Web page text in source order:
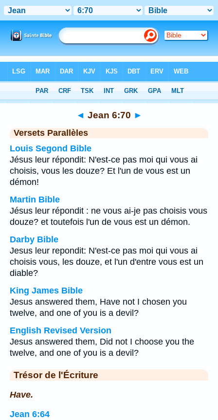
Chapitre 6> Verset 70
◄ Jean 6:70 ►
Versets Parallèles
Louis Segond Bible
Jésus leur répondit: N'est-ce pas moi qui vous ai
choisis, vous les douze? Et l'un de vous est un
démon!
Martin Bible
Jésus leur répondit : ne vous ai-je pas choisis vous
douze? et toutefois l'un de vous est un démon.
Darby Bible
Jesus leur repondit: N'est-ce pas moi qui vous ai
choisis vous, les douze, et l'un d'entre vous est un
diable?
King James Bible
Jesus answered them, Have not I chosen you
twelve, and one of you is a devil?
English Revised Version
Jesus answered them, Did not I choose you the
twelve, and one of you is a devil?
Trésor de l'Écriture
Have.
Jean 6:64